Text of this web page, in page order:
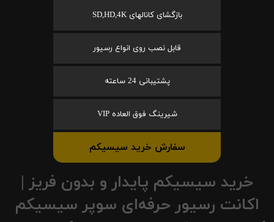
بازگشای کانالهای SD,HD,4K
قابل نصب روی انواع رسیور
پشتیبانی 24 ساعته
شیرینگ فوق العاده VIP
سفارش خرید سیسیکم
خرید سیسیکم پایدار و بدون فریز |
اکانت رسیور حرفه‌ای سوپر سیسیکم